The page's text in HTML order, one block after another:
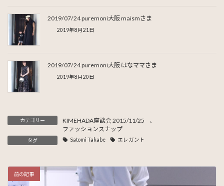
2019/07/24 puremoni大阪 maismさま
2019年8月21日
2019/07/24 puremoni大阪 はなママさま
2019年8月20日
カテゴリー KIMEHADA座談会 2015/11/25
、
ファッションスナップ
タグ Satomi Takabe エレガント
前の記事